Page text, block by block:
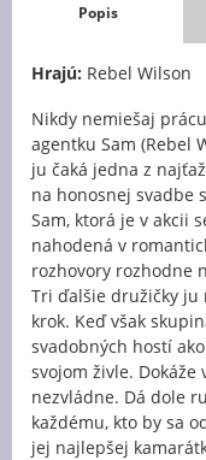
Popis
Hrajú: Rebel Wilson
Nikdy nemiešaj
agentku Sam (Rebel
ju čaká jedna z
na honosnej svadbe
Sam, ktorá je v akcii
nahodená v
rozhovory rozhodne
Tri ďalšie družičky ju
krok. Keď však
svadobných hostí
svojom živle.
nezvládne. Dá dole
každému, kto by sa
jej najlepšej